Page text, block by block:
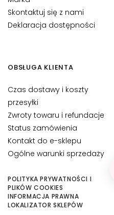
t
i
R
z
ś
w
i
e
t
l
e
n
i
e
Skontaktuj się z nami
Deklaracja dostępności
OBSŁUGA KLIENTA
Czas dostawy i koszty
przesyłki
Zwroty towaru i refundacje
Status zamówienia
Kontakt do e-sklepu
Ogólne warunki sprzedaży
POLITYKA PRYWATNOŚCI I
PLIKÓW COOKIES
INFORMACJA PRAWNA
LOKALIZATOR SKLEPÓW